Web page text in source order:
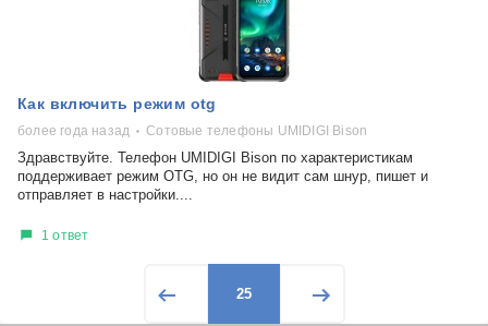
Как включить режим otg
более года назад Сотовые телефоны UMIDIGI Bison
Здравствуйте. Телефон UMIDIGI Bison по характеристикам
поддерживает режим OTG, но он не видит сам шнур, пишет и
отправляет в настройки....
1 ответ
25